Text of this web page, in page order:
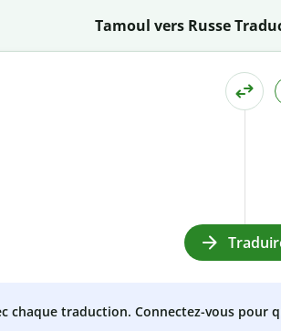
Tamoul vers Russe
chaque traduction. Connectez-vous